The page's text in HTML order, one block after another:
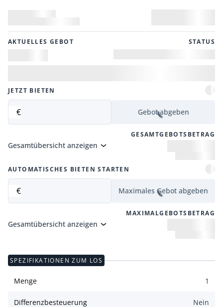
AKTUELLES GEBOT STATUS
JETZT BIETEN
€ Gebot abgeben
GESAMTGEBOTSBETRAG
Gesamtübersicht anzeigen
AUTOMATISCHES BIETEN STARTEN
€ Maximales Gebot abgeben
MAXIMALGEBOTSBETRAG
Gesamtübersicht anzeigen
SPEZIFIKATIONEN ZUM LOS
Menge 1
Differenzbesteuerung Nein